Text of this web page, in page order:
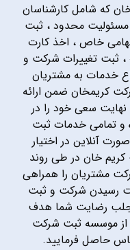
که شامل کارشناسان
محدود ، ثبت
خاص ، اخذ کارت
، ثبت تغییرات شرکت و
خدمات به مشتریان
کریمخان ضمن ارائه
نهایت سعی خود را در
و تمامی خدمات ثبت
آنلاین در اختیار
خان در طی روند
مشتریان را همراهی
رسیدن شرکت و ثبت
جلب رضایت شما هدف
موسسه ثبت شرکت